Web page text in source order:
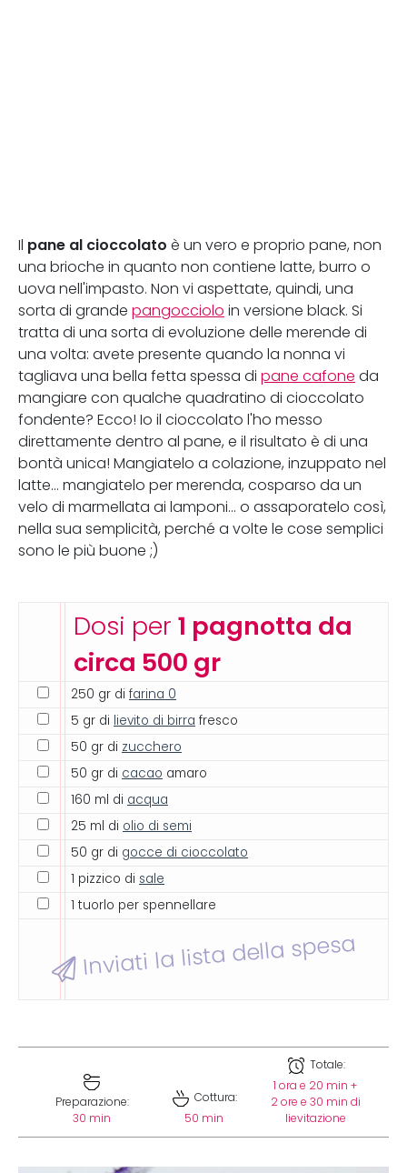
Il pane al cioccolato è un vero e proprio pane, non
una brioche in quanto non contiene latte, burro o
uova nell'impasto. Non vi aspettate, quindi, una
sorta di grande pangocciolo in versione black. Si
tratta di una sorta di evoluzione delle merende di
una volta: avete presente quando la nonna vi
tagliava una bella fetta spessa di pane cafone da
mangiare con qualche quadratino di cioccolato
fondente? Ecco! Io il cioccolato l'ho messo
direttamente dentro al pane, e il risultato è di una
bontà unica! Mangiatelo a colazione, inzuppato nel
latte... mangiatelo per merenda, cosparso da un
velo di marmellata ai lamponi... o assaporatelo così,
nella sua semplicità, perché a volte le cose semplici
sono le più buone ;)
Dosi per 1 pagnotta da
circa 500 gr
250 gr di farina 0
5 gr di lievito di birra fresco
50 gr di zucchero
50 gr di cacao amaro
160 ml di acqua
25 ml di olio di semi
50 gr di gocce di cioccolato
1 pizzico di sale
1 tuorlo per spennellare
Inviati la lista della spesa
Preparazione:
30 min
Cottura:
50 min
Totale:
1 ora e 20 min +
2 ore e 30 min di
lievitazione